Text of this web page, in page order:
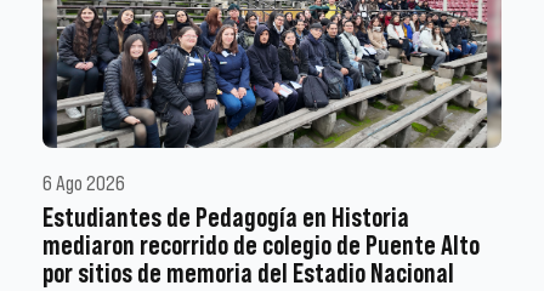
6 Ago 2026
Estudiantes de Pedagogía en Historia
mediaron recorrido de colegio de Puente Alto
por sitios de memoria del Estadio Nacional